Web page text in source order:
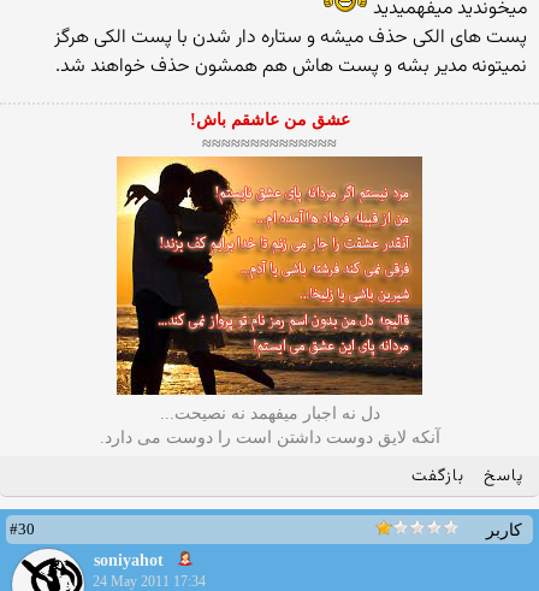
میخوندید میفهمیدید
پست های الكی حذف میشه و ستاره دار شدن با پست الكی هرگز
نمیتونه مدیر بشه و پست هاش هم همشون حذف خواهند شد.
عشق من عاشقم باش!
≈≈≈≈≈≈≈≈≈≈≈≈≈≈
دل نه اجبار میفهمد نه نصیحت...
آنکه لایق دوست داشتن است را دوست می دارد.
پاسخ بازگفت
کاربر
#30
soniyahot
24 May 2011 17:34